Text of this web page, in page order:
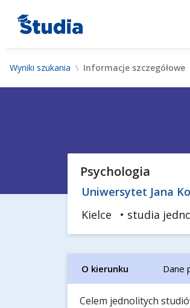
Wyniki szukania Informacje szczegółowe
Psychologia
Uniwersytet Jana
Kielce
• studia
O kierunku Dane
Celem jednolitych